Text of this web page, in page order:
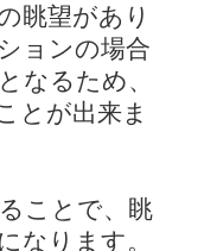
眺望があり
ョンの場合
なるため、
とが出来ま
ことで、眺
なります。